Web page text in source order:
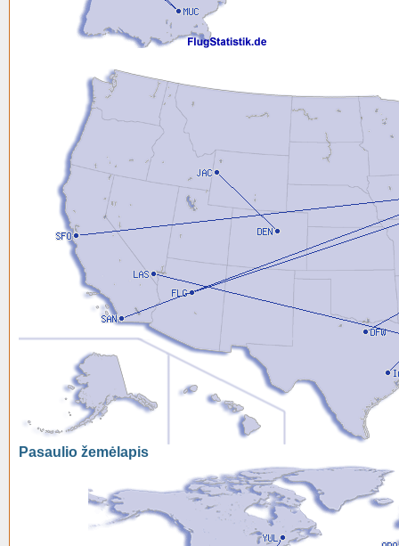
Pasaulio žemėlapis